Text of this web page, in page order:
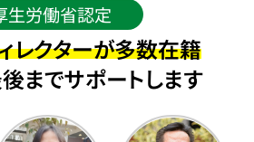
生労働省認定
レクターが多数在籍
までサポートします